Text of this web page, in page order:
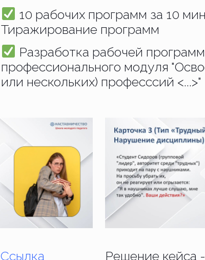
10 рабочих программ за 10
Тиражирование программ
Разработка рабочей
профессионального модуля
или нескольких) професссий <...>"
Ссылка Решение кейса